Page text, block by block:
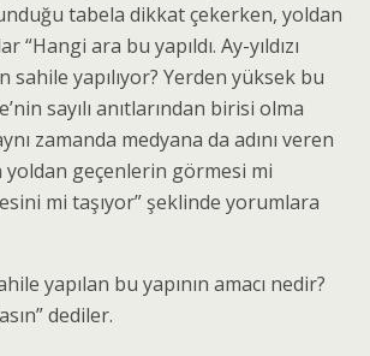
tabela dikkat çekerken, yoldan
“Hangi ara bu yapıldı. Ay-yıldızı
sahile yapılıyor? Yerden yüksek bu
sayılı anıtlarından birisi olma
zamanda medyana da adını veren
yoldan geçenlerin görmesi mi
mi taşıyor” şeklinde yorumlara
yapılan bu yapının amacı nedir?
dediler.